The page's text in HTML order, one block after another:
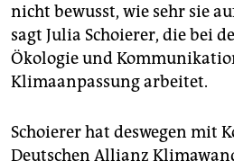
nicht bewusst, wie sehr sie
sagt Julia Schoierer, die bei
Ökologie und
Klimaanpassung arbeitet.
Schoierer hat deswegen mit
Deutschen Allianz